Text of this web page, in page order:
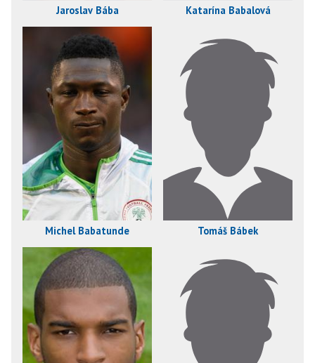
Jaroslav Bába Katarína Babalová
Michel Babatunde Tomáš Bábek